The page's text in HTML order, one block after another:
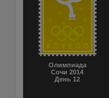
Олимпиада
Сочи 2014
День 12